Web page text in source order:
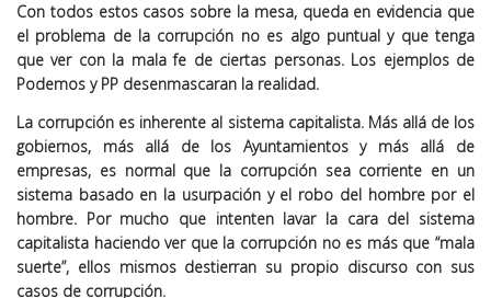
Con todos estos casos sobre la mesa, queda en evidencia que
el problema de la corrupción no es algo puntual y que tenga
que ver con la mala fe de ciertas personas. Los ejemplos de
Podemos y PP desenmascaran la realidad.
La corrupción es inherente al sistema capitalista. Más allá de los
gobiernos, más allá de los Ayuntamientos y más allá de
empresas, es normal que la corrupción sea corriente en un
sistema basado en la usurpación y el robo del hombre por el
hombre. Por mucho que intenten lavar la cara del sistema
capitalista haciendo ver que la corrupción no es más que “mala
suerte”, ellos mismos destierran su propio discurso con sus
casos de corrupción.